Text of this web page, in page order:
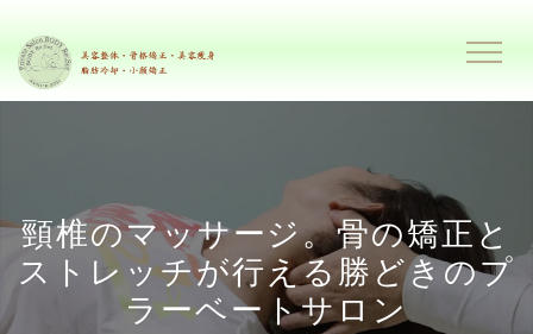
頸椎のマッサージ。骨の矯正と
ストレッチが行える勝どきのプ
ラーベートサロン